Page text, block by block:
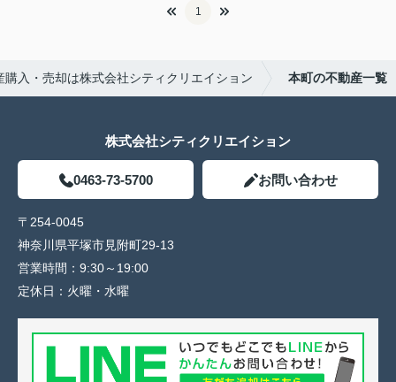
1
購入・売却は株式会社シティクリエイション 本町の不動産一覧
株式会社シティクリエイション
0463-73-5700 お問い合わせ
〒254-0045
神奈川県平塚市見附町29-13
営業時間： 9:30～19:00
定休日： 火曜・水曜